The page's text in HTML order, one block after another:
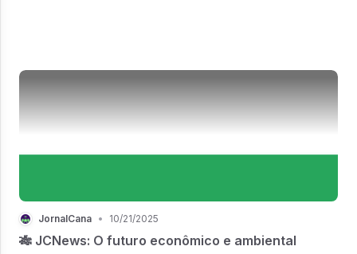
JornalCana • 10/21/2025
🎋 JCNews: O futuro econômico e ambiental